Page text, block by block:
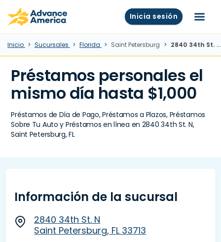
Skip to main content
Advance America home Inicia sesión Menú
Inicio Sucursales Florida Saint Petersburg 2840 34th St. N, Saint Petersburg, FL
Préstamos personales el
mismo día hasta $1,000
Préstamos de Día de Pago, Préstamos a Plazos, Préstamos
Sobre Tu Auto y Préstamos en línea en 2840 34th St. N,
Saint Petersburg, FL
Información de la sucursal
2840 34th St. N
Saint Petersburg, FL 33713